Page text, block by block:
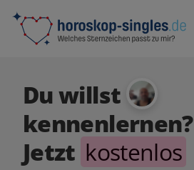
Du willst
kennenlernen?
Jetzt kostenlos